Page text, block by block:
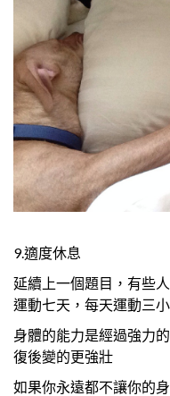
9.適度休息
延續上一個題目，有些
運動七天，每天運動三
身體的能力是經過強力
復後變的更強壯
如果你永遠都不讓你的